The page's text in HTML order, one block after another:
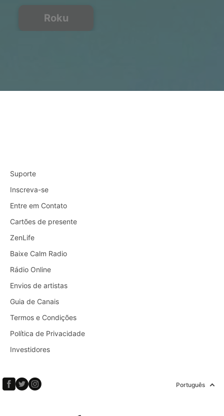
Roku
Suporte
Inscreva-se
Entre em Contato
Cartões de presente
ZenLife
Baixe Calm Radio
Rádio Online
Envios de artistas
Guia de Canais
Termos e Condições
Política de Privacidade
Investidores
Português